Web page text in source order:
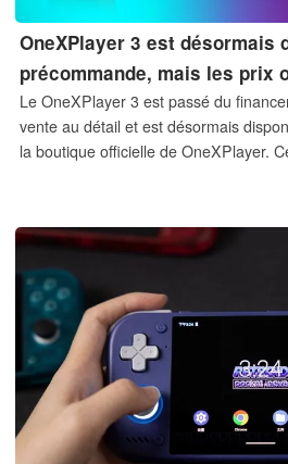
OneXPlayer 3 est désormais
précommande, mais les prix
Le OneXPlayer 3 est passé du
vente au détail et est désormais
la boutique officielle de OneXPlayer.